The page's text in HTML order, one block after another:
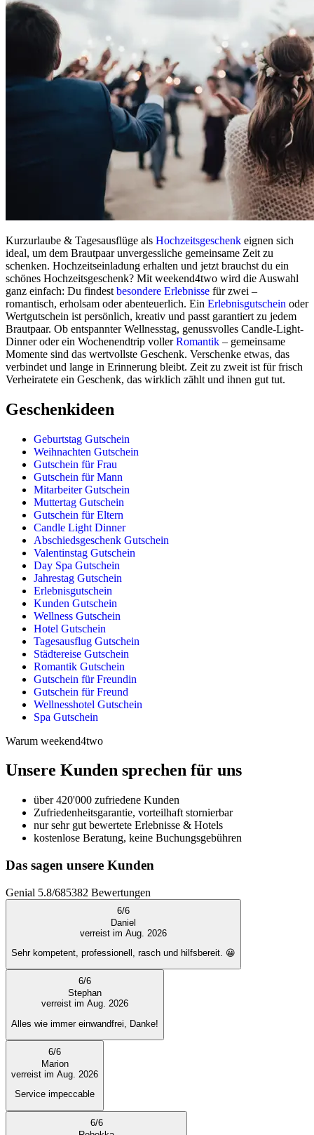
Kurzurlaube & Tagesausflüge als Hochzeitsgeschenk eignen sich
ideal, um dem Brautpaar unvergessliche gemeinsame Zeit zu
schenken. Hochzeitseinladung erhalten und jetzt brauchst du ein
schönes Hochzeitsgeschenk? Mit weekend4two wird die Auswahl
ganz einfach: Du findest besondere Erlebnisse für zwei –
romantisch, erholsam oder abenteuerlich. Ein Erlebnisgutschein oder
Wertgutschein ist persönlich, kreativ und passt garantiert zu jedem
Brautpaar. Ob entspannter Wellnesstag, genussvolles Candle-Light-
Dinner oder ein Wochenendtrip vollerRomantik – gemeinsame
Momente sind das wertvollste Geschenk. Verschenke etwas, das
verbindet und lange in Erinnerung bleibt. Zeit zu zweit ist für frisch
Verheiratete ein Geschenk, das wirklich zählt und ihnen gut tut.
Geschenkideen
Geburtstag Gutschein
Weihnachten Gutschein
Gutschein für Frau
Gutschein für Mann
Mitarbeiter Gutschein
Muttertag Gutschein
Gutschein für Eltern
Candle Light Dinner
Abschiedsgeschenk Gutschein
Valentinstag Gutschein
Day Spa Gutschein
Jahrestag Gutschein
Erlebnisgutschein
Kunden Gutschein
Wellness Gutschein
Hotel Gutschein
Tagesausflug Gutschein
Städtereise Gutschein
Romantik Gutschein
Gutschein für Freundin
Gutschein für Freund
Wellnesshotel Gutschein
Spa Gutschein
Warum weekend4two
Unsere Kunden sprechen für uns
über 420'000 zufriedene Kunden
Zufriedenheitsgarantie, vorteilhaft stornierbar
nur sehr gut bewertete Erlebnisse & Hotels
kostenlose Beratung, keine Buchungsgebühren
Das sagen unsere Kunden
Genial 5.8/685382 Bewertungen
6/6
Daniel
verreist im Aug. 2026
Sehr kompetent, professionell, rasch und hilfsbereit. 😀
6/6
Stephan
verreist im Aug. 2026
Alles wie immer einwandfrei, Danke!
6/6
Marion
verreist im Aug. 2026
Service impeccable
6/6